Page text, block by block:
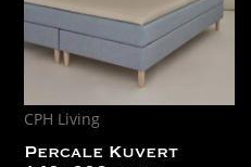
CPH Living
Percale Kuvert